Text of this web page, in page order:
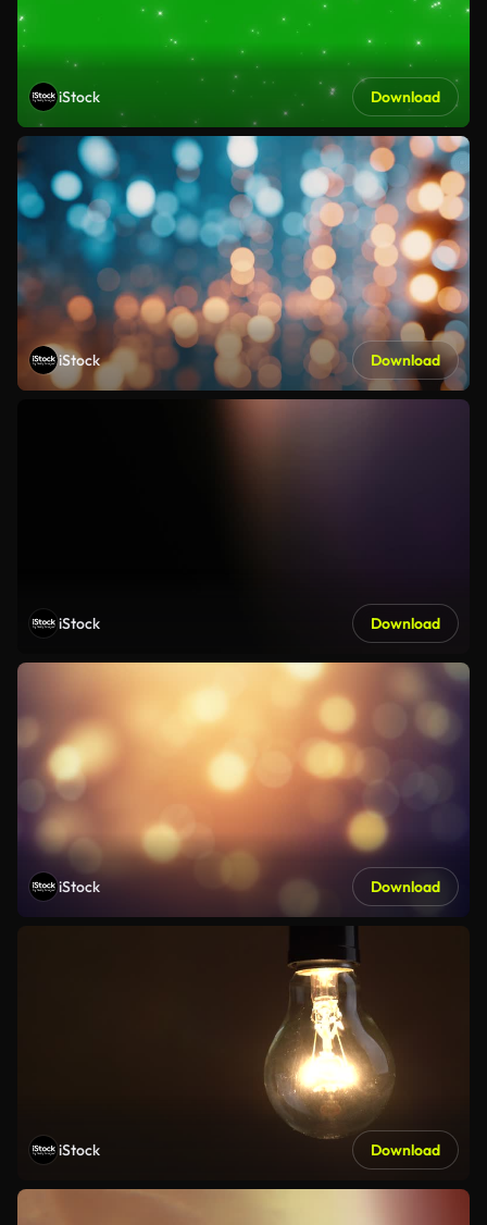
iStock Download
iStock Download
iStock Download
iStock Download
iStock Download